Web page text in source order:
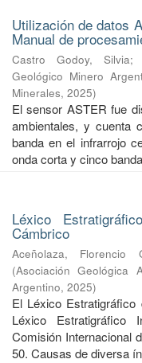
Utilización de datos
Manual de
Castro Godoy, Silvia;
Geológico Minero
Minerales, 2025)
El sensor ASTER fue
ambientales, y cuenta
banda en el infrarrojo
onda corta y cinco
Léxico
Cámbrico
Aceñolaza, Florencio
(Asociación Geológica
Argentino, 2025)
El Léxico
Léxico Estratigráfico
Comisión Internacional
50. Causas de diversa